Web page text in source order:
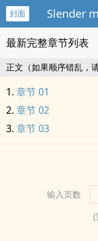
封面 Slender
最新完整章节列表
正文（如果顺序错乱，
章节 01
章节 02
章节 03
输入页数
(